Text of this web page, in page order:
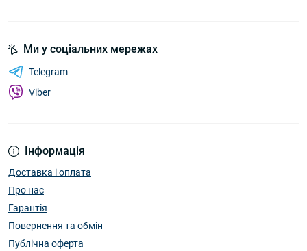
Інформація
Доставка і оплата
Про нас
Гарантія
Повернення та обмін
Публічна оферта
Ми у соціальних мережах
Telegram
Viber